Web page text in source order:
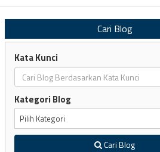
Cari Blog
Kata Kunci
Kategori Blog
Pilih Kategori
Cari Blog